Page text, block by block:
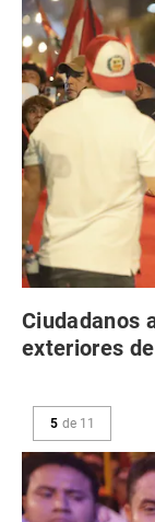
Ciudadanos
exteriores
5 de 11